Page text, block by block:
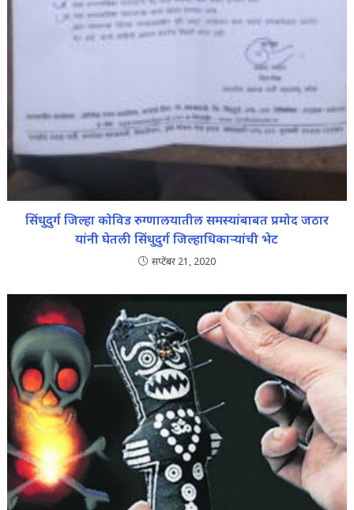
सिंधुदुर्ग जिल्हा कोविड रुग्णालयातील समस्यांबाबत प्रमोद जठार
यांनी घेतली सिंधुदुर्ग जिल्हाधिकाऱ्यांची भेट
सप्टेंबर 21, 2020